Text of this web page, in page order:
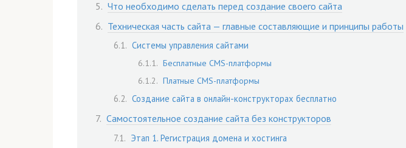
Что необходимо сделать перед создание своего сайта
Техническая часть сайта — главные составляющие и принципы работы
Системы управления сайтами
Бесплатные CMS-платформы
Платные CMS-платформы
Создание сайта в онлайн-конструкторах бесплатно
Самостоятельное создание сайта без конструкторов
Этап 1. Регистрация домена и хостинга